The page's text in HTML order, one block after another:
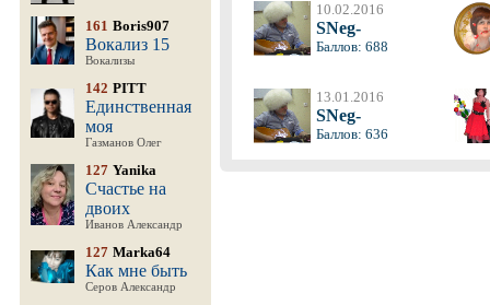
161 Boris907
Вокализ 15
Вокализы
142 PITT
Единственная
моя
Газманов Олег
127 Yanika
Счастье на
двоих
Иванов Александр
127 Marka64
Как мне быть
Серов Александр
10.02.2016
SNeg-
Баллов: 688
13.01.2016
SNeg-
Баллов: 636